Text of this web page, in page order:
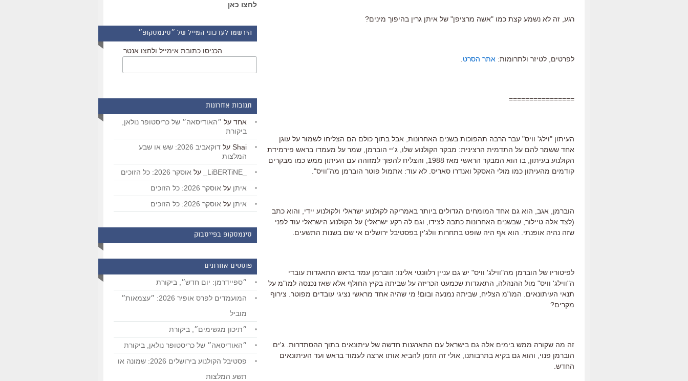
רגע, זה לא נשמע קצת כמו "אשה מרציפן" של איתן גרין בהיפוך מינים?
לפרטים, לטיזר ולתרומות: אתר הסרט
================
העיתון "וילג' וויס" עבר הרבה תהפוכות בשנים האחרונות, אבל בתוך כולם הם הצליחו לשמור על עוגן
אחד ששמר להם על התדמית הרצינית: מבקר הקולנוע שלו, ג'יי הוברמן, שמר על מעמדו בראש פירמידת
הקולנוע בעיתון, בו הוא המבקר הראשי מאז 1988, והצליח להפוך למזוהה עם העיתון ממש כמו מבקרים
קודמים מהעיתון כמו מולי האסקל ואנדרו סאריס. לא עוד: אתמול פוטר הוברמן מה"וויס".
הוברמן, אגב, הוא גם אחד המומחים הגדולים ביותר באמריקה לקולנוע ישראלי ולקולנוע יידי, והוא כתב
(לצד אלה טיילור, שבשנים האחרונות כתבה לצידו, וגם לה רקע ישראלי) על הקולנוע הישראלי עוד לפני
שזה נהיה אופנתי. הוא אף היה שופט בתחרות וולג'ין בפסטיבל ירושלים אי שם בשנות התשעים.
לפיטוריו של הוברמן מה"ווילג' וויס" יש גם עניין רלוונטי אלינו: הוברמן עמד בראש התאגדות עובדי
ה"ווילג' וויס" מול ההנהלה, התאגדות שכמעט הכריזה על שביתה בקיץ החולף אלא שאז נכנסה למו"מ על
תנאי העיתונאים. המו"מ הצליח, שביתה נמנעה ובום! מי שהיה אחד מראשי נציגי עובדים מפוטר. צירוף
מקרים?
זה מה שקורה ממש בימים אלה גם בישראל עם התארגנות חדשה של עיתונאים בתוך ההסתדרות. ג'ים
הוברמן פנוי, והוא גם בקיא בתרבותנו, אולי זה הזמן להביא אותו ארצה לעמוד בראש ועד העיתונאים
החדש.
לחצו כאן
הירשמו לעדכוני המייל של ״סינמסקופ״
הכניסו כתובת אימייל ולחצו אנטר
תגובות אחרונות
אחד על ״האודיסאה״ של כריסטופר נולאן,
ביקורת
Shai על
דוקאביב 2026: שש או שבע
המלצות
על אוסקר 2026: כל הזוכים
איתן על אוסקר 2026: כל הזוכים
איתן על אוסקר 2026: כל הזוכים
סינמסקופ בפייסבוק
פוסטים אחרונים
״ספיידרמן: יום חדש״, ביקורת
המועמדים לפרס אופיר 2026: ״עצמאות״
מוביל
״תיכון מגשימים״, ביקורת
״האודיסאה״ של כריסטופר נולאן, ביקורת
פסטיבל הקולנוע בירושלים 2026: שמונה או
תשע המלצות